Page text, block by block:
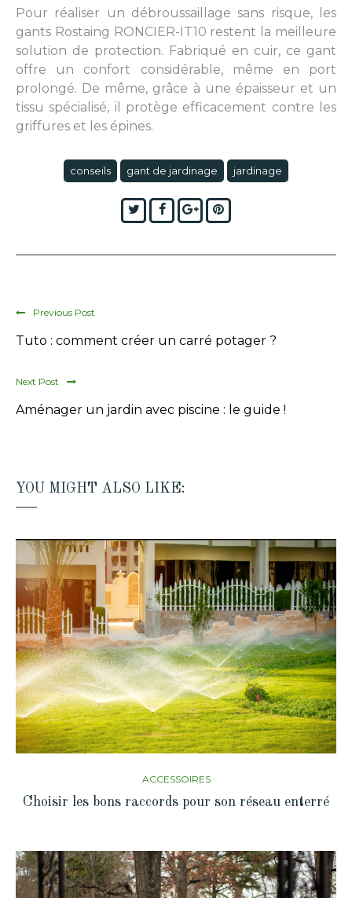
Pour réaliser un débroussaillage sans risque, les
gants Rostaing RONCIER-IT10 restent la meilleure
solution de protection. Fabriqué en cuir, ce gant
offre un confort considérable, même en port
prolongé. De même, grâce à une épaisseur et un
tissu spécialisé, il protège efficacement contre les
griffures et les épines.
conseils gant de jardinage jardinage
TwitterFacebook
Google+Pinterest
Previous Post
Tuto : comment créer un carré potager ?
Next Post
Aménager un jardin avec piscine : le guide !
YOU MIGHT ALSO LIKE:
ACCESSOIRES
Choisir les bons raccords pour son réseau enterré